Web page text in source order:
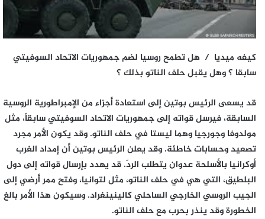
كيفه ميديا / هل تطمح روسيا لضم جمهوريات الاتحاد السوفيتي
سابقا ؟ وهل يقبل حلف الناتو بذلك ؟
قد يسعى الرئيس بوتين إلى استعادة أجزاء من الإمبراطورية الروسية
السابقة، فيرسل قواته إلى جمهوريات الاتحاد السوفيتي سابقاً، مثل
مولدوفا وجورجيا وهما ليستا في حلف الناتو. وقد يكون الأمر مجرد
تصعيد وحسابات خاطئة. وقد يعلن الرئيس بوتين أن إمداد الغرب
أوكرانيا بالأسلحة عدوان يتطلب الردّ. قد يهدد بإرسال قواته إلى دول
البلطيق، التي هي في حلف الناتو، مثل لتوانيا، وفتح ممر أرضي إلى
الجيب الروسي الخارجي الساحلي كالينينغراد. وسيكون هذا الأمر بالغ
الخطورة وقد ينذر بحرب مع حلف الناتو.